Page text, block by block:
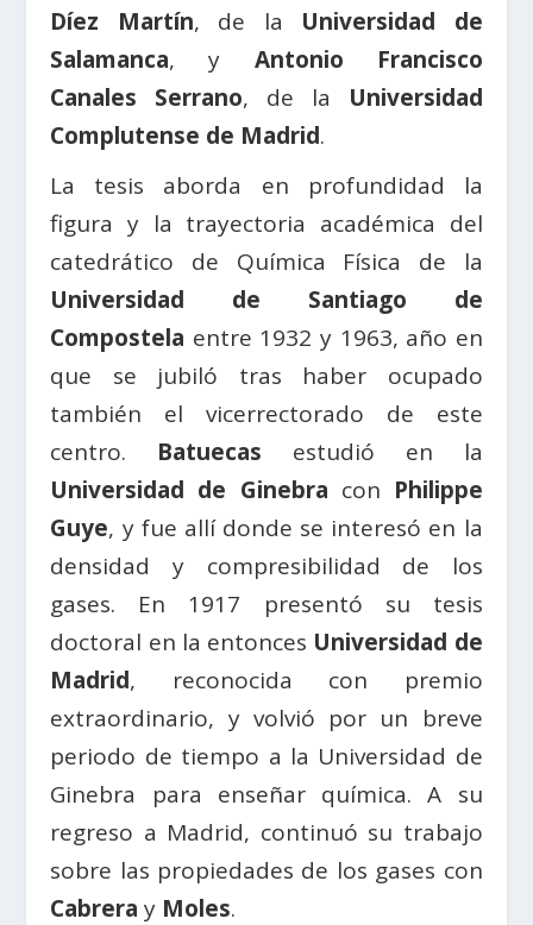
Díez Martín, de la Universidad de
Salamanca, y Antonio Francisco
Canales Serrano, de la Universidad
Complutense de Madrid.
La tesis aborda en profundidad la
figura y la trayectoria académica del
catedrático de Química Física de la
Universidad de Santiago de
Compostela entre 1932 y 1963, año en
que se jubiló tras haber ocupado
también el vicerrectorado de este
centro. Batuecas estudió en la
Universidad de Ginebra con Philippe
Guye, y fue allí donde se interesó en la
densidad y compresibilidad de los
gases. En 1917 presentó su tesis
doctoral en la entonces Universidad de
Madrid, reconocida con premio
extraordinario, y volvió por un breve
periodo de tiempo a la Universidad de
Ginebra para enseñar química. A su
regreso a Madrid, continuó su trabajo
sobre las propiedades de los gases con
Cabrera y Moles.